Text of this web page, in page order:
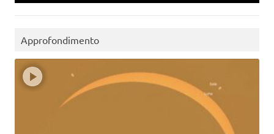
Approfondimento